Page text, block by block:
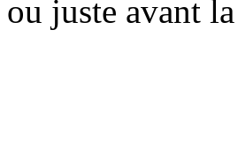
ou juste avant